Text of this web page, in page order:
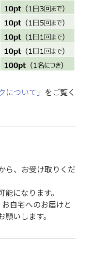
について」 をご覧く
ら、お受け取りくだ
になります。
自宅へのお届けと
いします。